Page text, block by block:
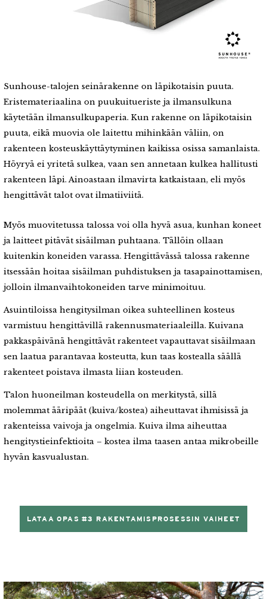
Sunhouse-talojen seinärakenne on läpikotaisin puuta.
Eristemateriaalina on puukuitueriste ja ilmansulkuna
käytetään ilmansulkupaperia. Kun rakenne on läpikotaisin
puuta, eikä muovia ole laitettu mihinkään väliin, on
rakenteen kosteuskäyttäytyminen kaikissa osissa samanlaista.
Höyryä ei yritetä sulkea, vaan sen annetaan kulkea hallitusti
rakenteen läpi. Ainoastaan ilmavirta katkaistaan, eli myös
hengittävät talot ovat ilmatiiviitä.
Myös muovitetussa talossa voi olla hyvä asua, kunhan koneet
ja laitteet pitävät sisäilman puhtaana. Tällöin ollaan
kuitenkin koneiden varassa. Hengittävässä talossa rakenne
itsessään hoitaa sisäilman puhdistuksen ja tasapainottamisen,
jolloin ilmanvaihtokoneiden tarve minimoituu.
Asuintiloissa hengitysilman oikea suhteellinen kosteus
varmistuu hengittävillä rakennusmateriaaleilla. Kuivana
pakkaspäivänä hengittävät rakenteet vapauttavat sisäilmaan
sen laatua parantavaa kosteutta, kun taas kostealla säällä
rakenteet poistava ilmasta liian kosteuden.
Talon huoneilman kosteudella on merkitystä, sillä
molemmat ääripäät (kuiva/kostea) aiheuttavat ihmisissä ja
rakenteissa vaivoja ja ongelmia. Kuiva ilma aiheuttaa
hengitystieinfektioita – kostea ilma taasen antaa mikrobeille
hyvän kasvualustan.
LATAA OPAS #3 RAKENTAMISPROSESSIN VAIHEET